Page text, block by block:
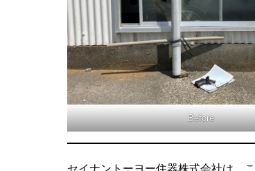
Before
セイナントーヨー住器株式会社は、